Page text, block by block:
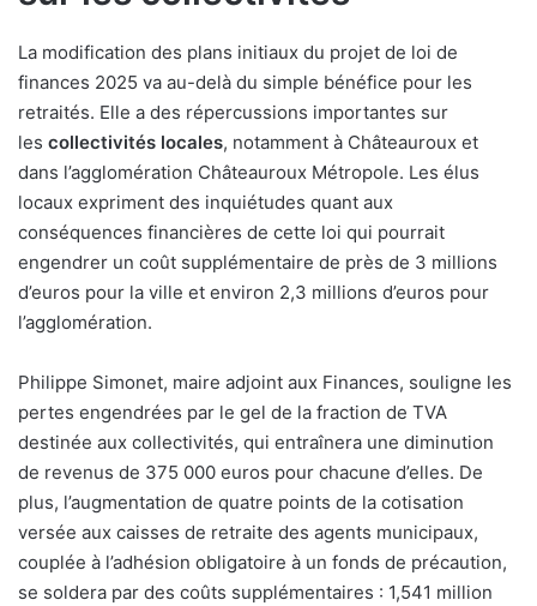
La modification des plans initiaux du projet de loi de
finances 2025 va au-delà du simple bénéfice pour les
retraités. Elle a des répercussions importantes sur
les collectivités locales, notamment à Châteauroux et
dans l’agglomération Châteauroux Métropole. Les élus
locaux expriment des inquiétudes quant aux
conséquences financières de cette loi qui pourrait
engendrer un coût supplémentaire de près de 3 millions
d’euros pour la ville et environ 2,3 millions d’euros pour
l’agglomération.
Philippe Simonet, maire adjoint aux Finances, souligne les
pertes engendrées par le gel de la fraction de TVA
destinée aux collectivités, qui entraînera une diminution
de revenus de 375 000 euros pour chacune d’elles. De
plus, l’augmentation de quatre points de la cotisation
versée aux caisses de retraite des agents municipaux,
couplée à l’adhésion obligatoire à un fonds de précaution,
se soldera par des coûts supplémentaires : 1,541 million